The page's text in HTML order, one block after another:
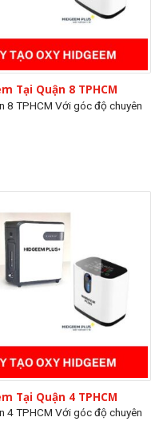
Tại Quận 8 TPHCM
8 TPHCM Với góc độ chuyên
Tại Quận 4 TPHCM
4 TPHCM Với góc độ chuyên